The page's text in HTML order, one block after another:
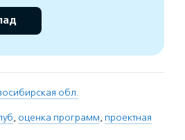
обл.
, оценка программ, проектная